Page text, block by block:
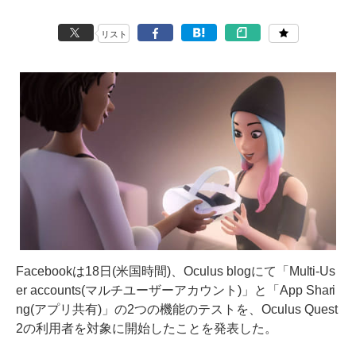
リスト
Facebookは18日(米国時間)、Oculus blogにて「Multi-Us
er accounts(マルチユーザーアカウント)」と「App Shari
ng(アプリ共有)」の2つの機能のテストを、Oculus Quest
2の利用者を対象に開始したことを発表した。